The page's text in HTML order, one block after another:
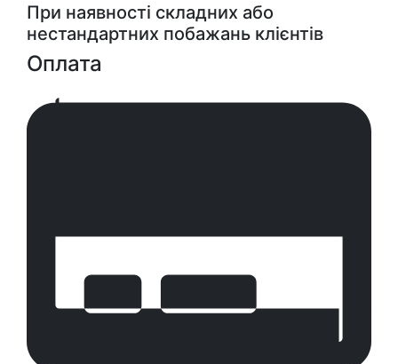
При наявності складних або
нестандартних побажань клієнтів
Оплата